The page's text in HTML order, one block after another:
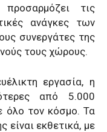
τις
ανάγκες των
συνεργάτες της
τους χώρους.
εργασία, η
από 5.000
όλο τον κόσμο. Τα
είναι εκθετικά, με